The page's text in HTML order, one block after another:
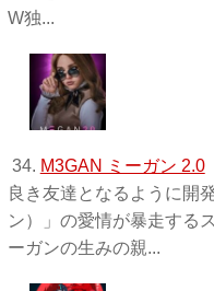
W独 ...
34. M3GAN ミーガン 2.0
良き友達となるように開
ン）」の愛情が暴走する
ーガンの生みの親...